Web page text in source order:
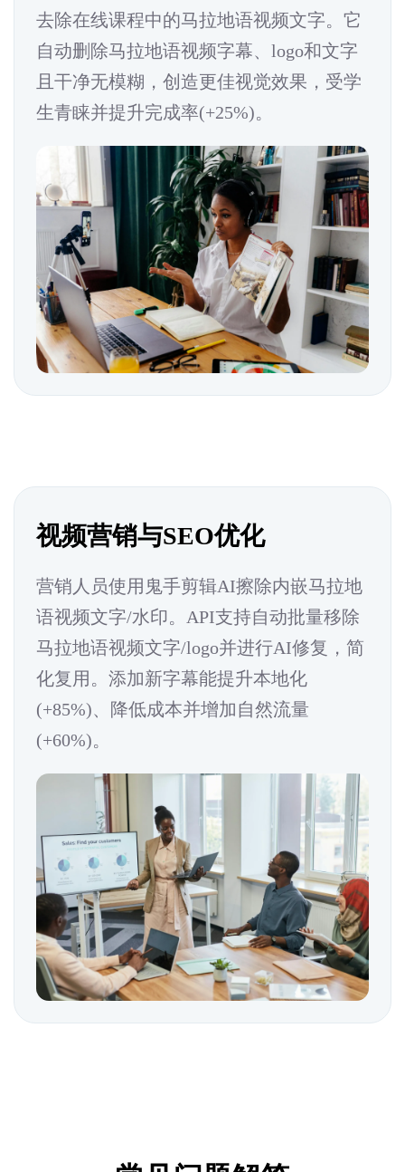
去除在线课程中的马拉地语视频文字。它
自动删除马拉地语视频字幕、logo和文字
且干净无模糊，创造更佳视觉效果，受学
生青睐并提升完成率(+25%)。
视频营销与SEO优化
营销人员使用鬼手剪辑AI擦除内嵌马拉地
语视频文字/水印。API支持自动批量移除
马拉地语视频文字/logo并进行AI修复，简
化复用。添加新字幕能提升本地化
(+85%)、降低成本并增加自然流量
(+60%)。